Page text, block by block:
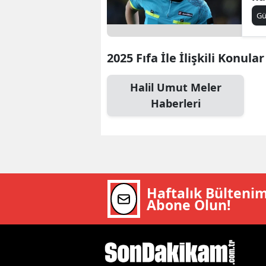
2025 Fıfa İle İlişkili Konular
Halil Umut Meler
Haberleri
Haftalık
Abone Olun!